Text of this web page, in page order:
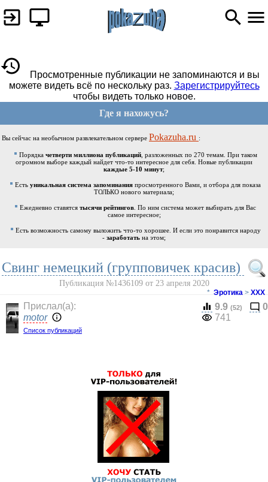
Просмотренные публикации не запоминаются и вы
можете видеть всё по нескольку раз. Зарегистрируйтесь
чтобы видеть только новое.
Где я нахожусь?
Вы сейчас на необычном развлекательном сервере Pokazuha.ru :
Порядка четверти миллиона публикаций, разложенных по 270 темам. При таком
огромном выборе каждый найдет что-то интересное для себя. Новые публикации
каждые 5-10 минут;
Есть уникальная система запоминания просмотренного Вами, и отбора для показа
ТОЛЬКО нового материала;
Ежедневно ставятся тысячи рейтингов . По ним система может выбирать для Вас
самое интересное;
Есть возможность самому выложить что-то хорошее. И если это понравится народу
- заработать на этом;
Свинг немецкий (групповичек красив)
Публикация №1436109 от 23 апреля 2020
* Эротика > ХХХ
Прислал(a):
motor
Список публикаций
9.9 (52)
0
741